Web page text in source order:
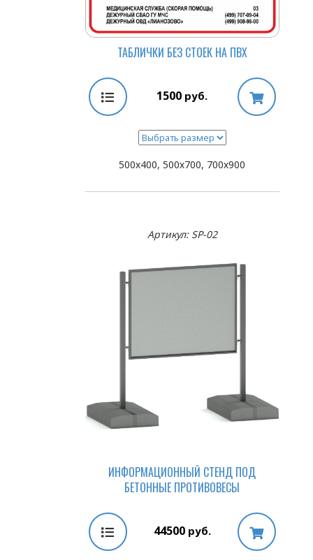
ТАБЛИЧКИ БЕЗ СТОЕК НА ПВХ
1500 руб.
500х400, 500х700, 700х900
Артикул: SP-02
ИНФОРМАЦИОННЫЙ СТЕНД ПОД
БЕТОННЫЕ ПРОТИВОВЕСЫ
44500 руб.